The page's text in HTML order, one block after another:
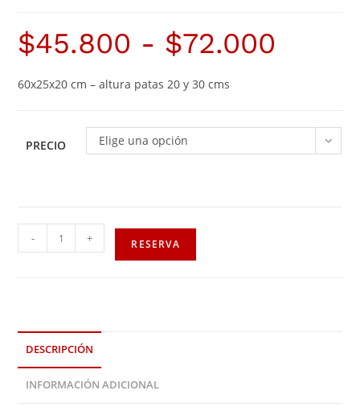
$45.800 - $72.000
60x25x20 cm – altura patas 20 y 30 cms
PRECIO Elige una opción
- + RESERVA
DESCRIPCIÓN
INFORMACIÓN ADICIONAL